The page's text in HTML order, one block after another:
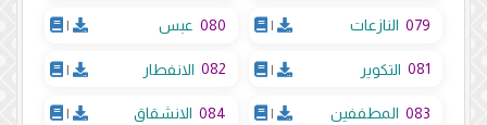
079 النازعات |
080 عبس |
081 التكوير |
082 الانفطار |
083 المطففين |
084 الانشقاق |